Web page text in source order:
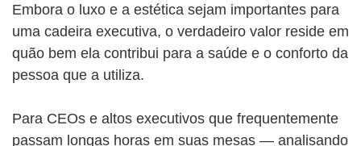
Embora o luxo e a estética sejam importantes para
uma cadeira executiva, o verdadeiro valor reside em
quão bem ela contribui para a saúde e o conforto da
pessoa que a utiliza.
Para CEOs e altos executivos que frequentemente
passam longas horas em suas mesas — analisando